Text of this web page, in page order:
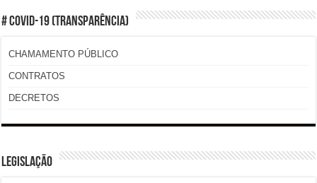
# COVID-19 (TRANSPARÊNCIA)
CHAMAMENTO PÚBLICO
CONTRATOS
DECRETOS
LEGISLAÇÃO